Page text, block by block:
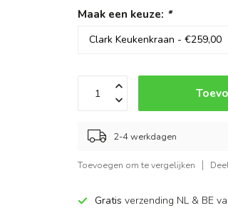
Maak een keuze: *
2-4 werkdagen
Toevoegen om te vergelijken
Gratisverzending NL & BE